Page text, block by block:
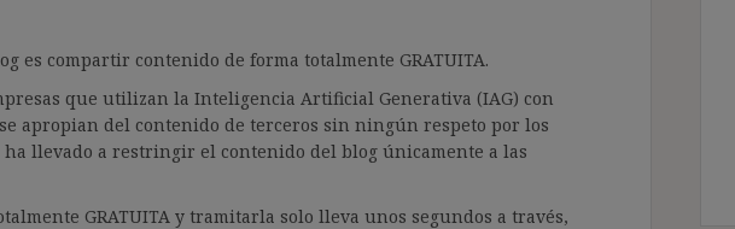
es compartir contenido de forma totalmente GRATUITA.
que utilizan la Inteligencia Artificial Generativa (IAG) con
apropian del contenido de terceros sin ningún respeto por los
ha llevado a restringir el contenido del blog únicamente a las
GRATUITA y tramitarla solo lleva unos segundos a través,